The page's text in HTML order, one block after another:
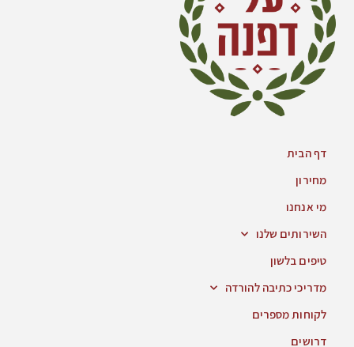
דף הבית
מחירון
מי אנחנו
השירותים שלנו
טיפים בלשון
מדריכי כתיבה להורדה
לקוחות מספרים
דרושים